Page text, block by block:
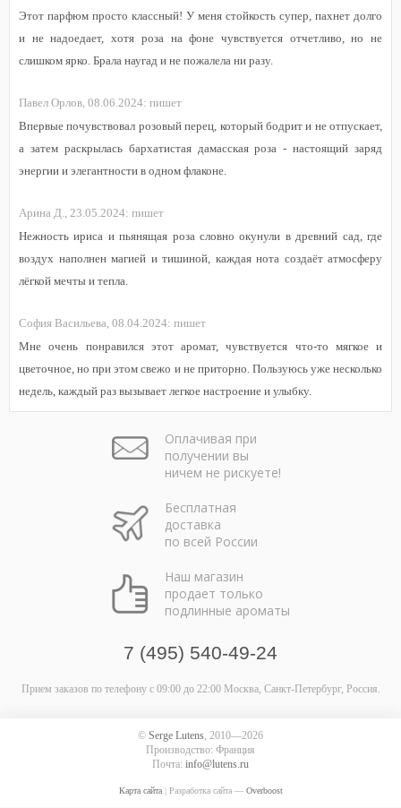
Этот парфюм просто классный! У меня стойкость супер, пахнет долго
и не надоедает, хотя роза на фоне чувствуется отчетливо, но не
слишком ярко. Брала наугад и не пожалела ни разу.
Павел Орлов, 08.06.2024: пишет
Впервые почувствовал розовый перец, который бодрит и не отпускает,
а затем раскрылась бархатистая дамасская роза - настоящий заряд
энергии и элегантности в одном флаконе.
Арина Д., 23.05.2024: пишет
Нежность ириса и пьянящая роза словно окунули в древний сад, где
воздух наполнен магией и тишиной, каждая нота создаёт атмосферу
лёгкой мечты и тепла.
София Васильева, 08.04.2024: пишет
Мне очень понравился этот аромат, чувствуется что-то мягкое и
цветочное, но при этом свежо и не приторно. Пользуюсь уже несколько
недель, каждый раз вызывает легкое настроение и улыбку.
Оплачивая при
получении вы
ничем не рискуете!
Бесплатная
доставка
по всей России
Наш магазин
продает только
подлинные ароматы
7 (495) 540-49-24
Прием заказов по телефону с 09:00 до 22:00Москва, Санкт-Петербург, Россия.
© Serge Lutens , 2010—2026
Производство: Франция
Почта: info@lutens.ru
Карта сайта| Разработка сайта — Overboost